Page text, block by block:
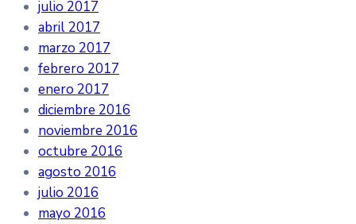
julio 2017
abril 2017
marzo 2017
febrero 2017
enero 2017
diciembre 2016
noviembre 2016
octubre 2016
agosto 2016
julio 2016
mayo 2016